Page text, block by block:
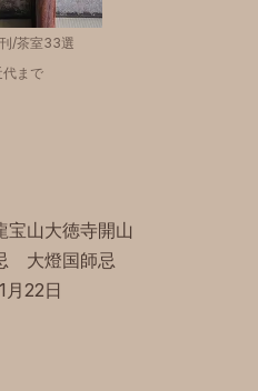
/茶室33選
まで
宝山大徳寺開山
大燈国師忌
月22日